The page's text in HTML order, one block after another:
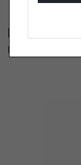
Klienci,
również